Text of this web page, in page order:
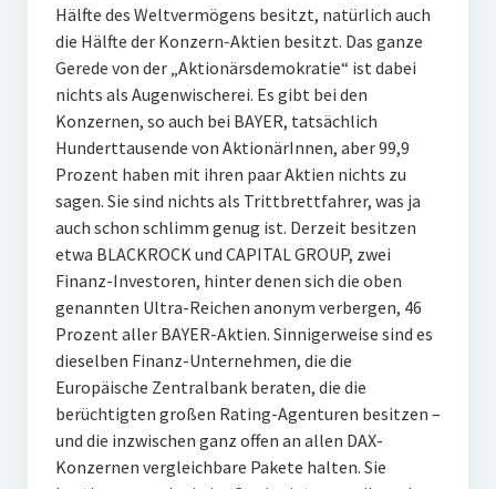
Hälfte des Weltvermögens besitzt, natürlich auch
die Hälfte der Konzern-Aktien besitzt. Das ganze
Gerede von der „Aktionärsdemokratie“ ist dabei
nichts als Augenwischerei. Es gibt bei den
Konzernen, so auch bei BAYER, tatsächlich
Hunderttausende von AktionärInnen, aber 99,9
Prozent haben mit ihren paar Aktien nichts zu
sagen. Sie sind nichts als Trittbrettfahrer, was ja
auch schon schlimm genug ist. Derzeit besitzen
etwa BLACKROCK und CAPITAL GROUP, zwei
Finanz-Investoren, hinter denen sich die oben
genannten Ultra-Reichen anonym verbergen, 46
Prozent aller BAYER-Aktien. Sinnigerweise sind es
dieselben Finanz-Unternehmen, die die
Europäische Zentralbank beraten, die die
berüchtigten großen Rating-Agenturen besitzen –
und die inzwischen ganz offen an allen DAX-
Konzernen vergleichbare Pakete halten. Sie